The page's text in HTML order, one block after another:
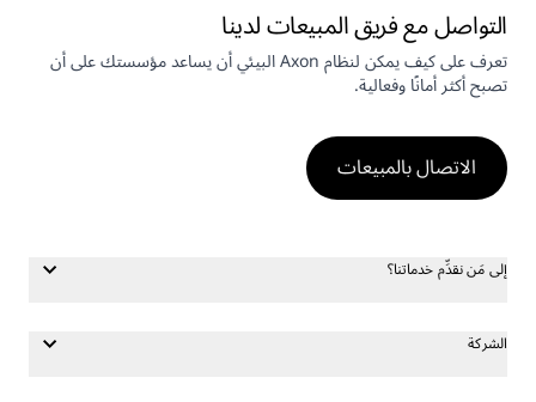
التواصل مع فريق المبيعات لدينا
تعرف على كيف يمكن لنظام Axon البيئي أن يساعد مؤسستك على أن
تصبح أكثر أمانًا وفعالية.
الاتصال بالمبيعات
إلى مَن نقدِّم خدماتنا؟
الشركة